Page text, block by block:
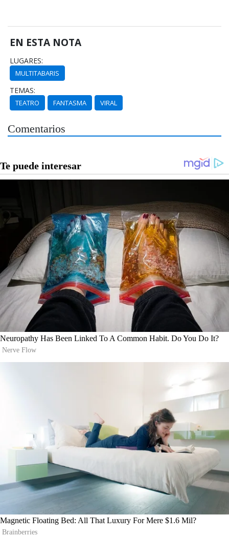
EN ESTA NOTA
LUGARES:
MULTITABARIS
TEMAS:
TEATRO FANTASMA VIRAL
Comentarios